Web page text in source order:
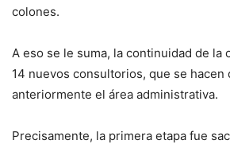
colones.
A eso se le suma, la continuidad de la
14 nuevos consultorios, que se hacen
anteriormente el área administrativa.
Precisamente, la primera etapa fue